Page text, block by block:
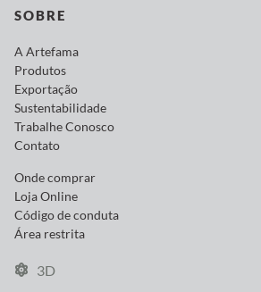
SOBRE
A Artefama
Produtos
Exportação
Sustentabilidade
Trabalhe Conosco
Contato
Onde comprar
Loja Online
Código de conduta
Área restrita
3D